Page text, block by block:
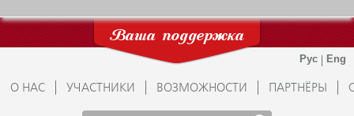
Ваша поддержка
О НАС УЧАСТНИКИ ВОЗМОЖНОСТИ ПАРТНЁРЫ